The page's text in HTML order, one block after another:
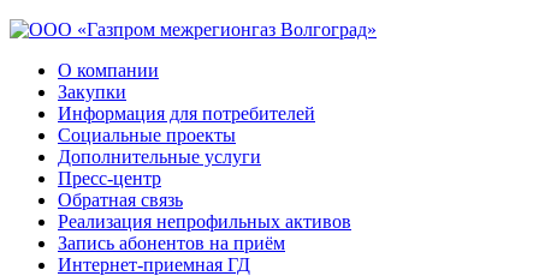
О компании
Закупки
Информация для потребителей
Социальные проекты
Дополнительные услуги
Пресс-центр
Обратная связь
Реализация непрофильных активов
Запись абонентов на приём
Интернет-приемная ГД